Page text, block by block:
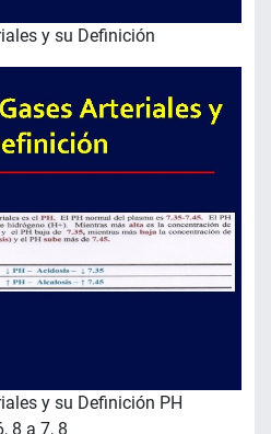
y su Definición
y su Definición PH
8 a 7, 8